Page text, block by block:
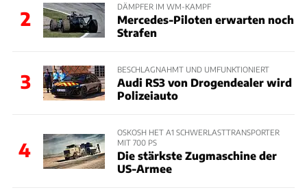
2
DÄMPFER IM WM-KAMPF
Mercedes-Piloten erwarten noch
Strafen
3
BESCHLAGNAHMT UND UMFUNKTIONIERT
Audi RS3 von Drogendealer wird
Polizeiauto
4
OSKOSH HET A1 SCHWERLASTTRANSPORTER
MIT 700 PS
Die stärkste Zugmaschine der
US-Armee